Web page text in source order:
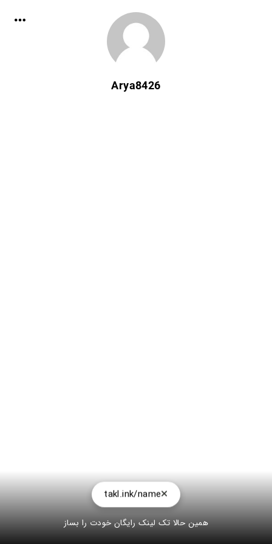
Arya8426
takl.ink/name
همین حالا تک لینک رایگان خودت را بساز